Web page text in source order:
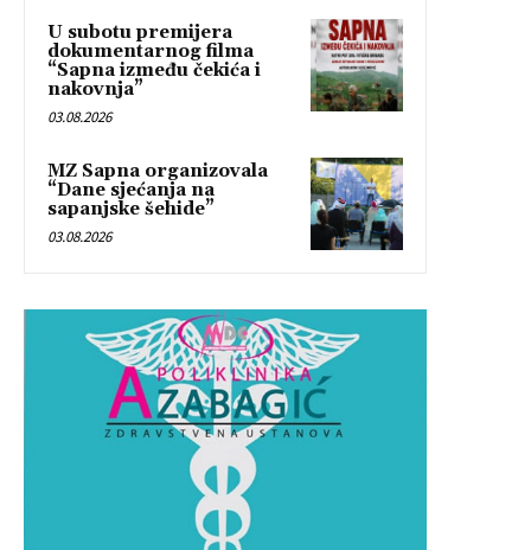
U subotu premijera
dokumentarnog filma
“Sapna između čekića i
nakovnja”
03.08.2026
MZ Sapna organizovala
“Dane sjećanja na
sapanjske šehide”
03.08.2026